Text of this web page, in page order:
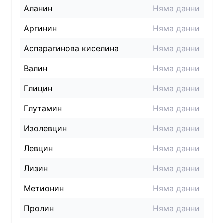
Аланин
Няма данни
Аргинин
Няма данни
Аспарагинова киселина
Няма данни
Валин
Няма данни
Глицин
Няма данни
Глутамин
Няма данни
Изолевцин
Няма данни
Левцин
Няма данни
Лизин
Няма данни
Метионин
Няма данни
Пролин
Няма данни